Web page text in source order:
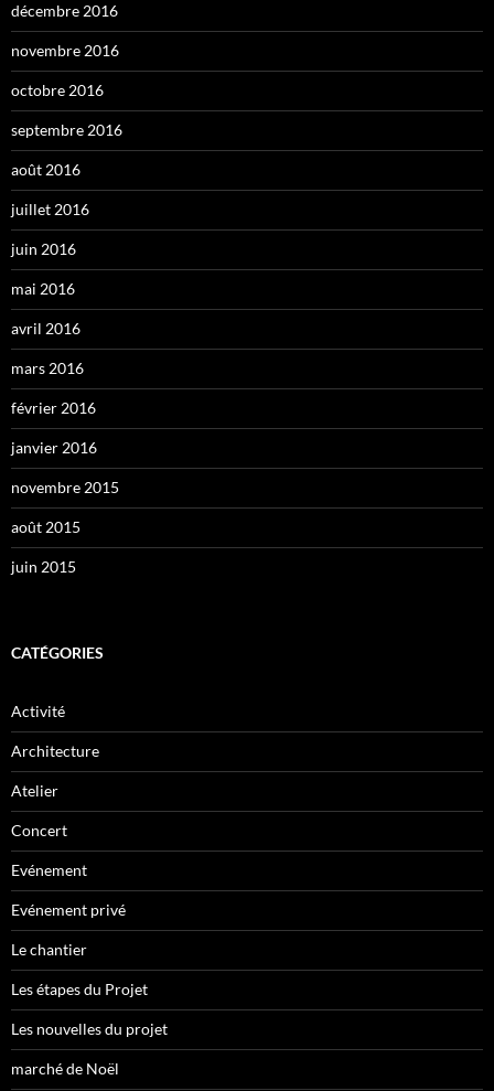
décembre 2016
novembre 2016
octobre 2016
septembre 2016
août 2016
juillet 2016
juin 2016
mai 2016
avril 2016
mars 2016
février 2016
janvier 2016
novembre 2015
août 2015
juin 2015
CATÉGORIES
Activité
Architecture
Atelier
Concert
Evénement
Evénement privé
Le chantier
Les étapes du Projet
Les nouvelles du projet
marché de Noël